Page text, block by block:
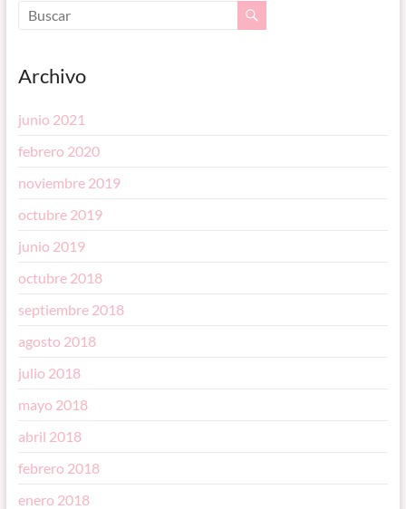
Archivo
junio 2021
febrero 2020
noviembre 2019
octubre 2019
junio 2019
octubre 2018
septiembre 2018
agosto 2018
julio 2018
mayo 2018
abril 2018
febrero 2018
enero 2018